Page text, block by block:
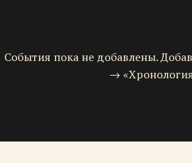
События пока не добавлены.
→